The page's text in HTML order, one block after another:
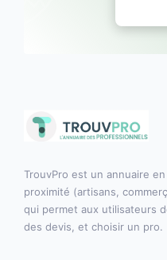
TrouvPro est un annuaire
proximité (artisans,
qui permet aux utilisateurs
des devis, et choisir un pro.